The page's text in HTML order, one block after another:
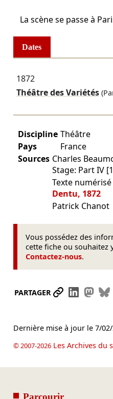
La scène se passe à
Dates
1872
Théâtre des Variétés
Discipline Théâtre
Pays
France
Sources Charles
Stage: Part IV
Texte
Dentu, 1872
Patrick Chanot
Vous possédez des
cette fiche ou souhaitez
Contactez-nous.
PARTAGER Partager le
Dernière mise à jour le 7/
© 2007-2026Les Archives du
Parcourir